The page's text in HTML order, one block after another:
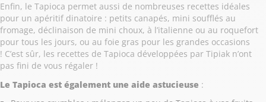
Enfin, le Tapioca permet aussi de nombreuses recettes idéales
pour un apéritif dinatoire : petits canapés, mini soufflés au
fromage, déclinaison de mini choux, à l’italienne ou au roquefort
pour tous les jours, ou au foie gras pour les grandes occasions
! C’est sûr, les recettes de Tapioca développées par Tipiak n’ont
pas fini de vous régaler !
Le Tapioca est également une aide astucieuse :